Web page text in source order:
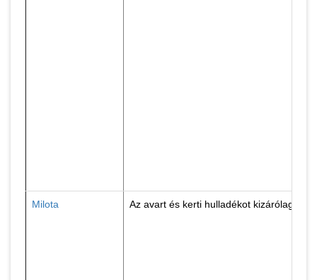
Milota Az avart és kerti hulladékot kizárólag